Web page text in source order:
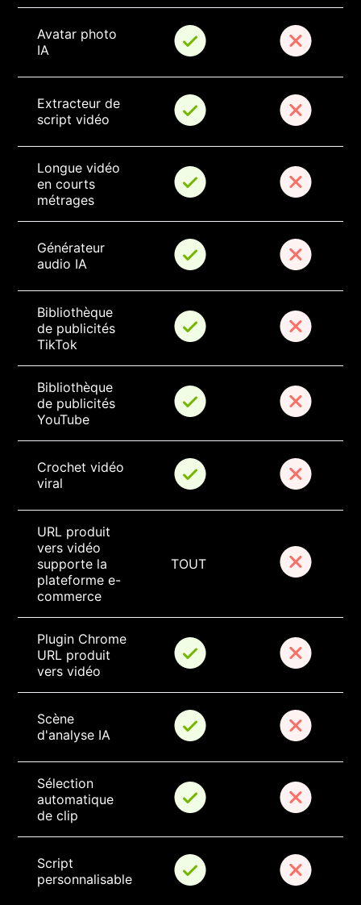
Avatar photo
IA
Extracteur de
script vidéo
Longue vidéo
en courts
métrages
Générateur
audio IA
Bibliothèque
de publicités
TikTok
Bibliothèque
de publicités
YouTube
Crochet vidéo
viral
URL produit
vers vidéo
supporte la
plateforme e-
commerce
TOUT
Plugin Chrome
URL produit
vers vidéo
Scène
d'analyse IA
Sélection
automatique
de clip
Script
personnalisable